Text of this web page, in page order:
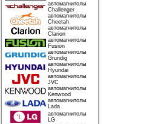
автомагнитолы
Challenger
автомагнитолы
Cheetah
автомагнитолы
Clarion
автомагнитолы
Fusion
автомагнитолы
Grundig
автомагнитолы
Hyundai
автомагнитолы
JVC
автомагнитолы
Kenwood
автомагнитолы
Lada
автомагнитолы
LG